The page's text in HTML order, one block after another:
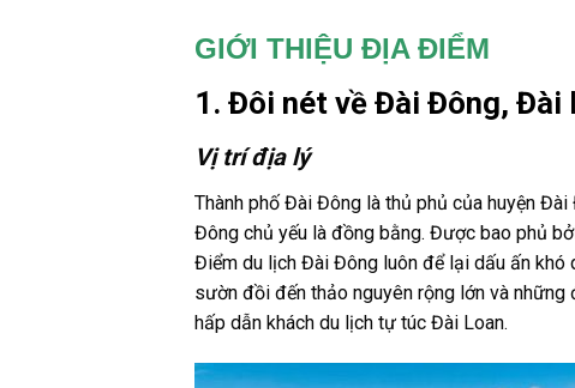
GIỚI THIỆU ĐỊA ĐIỂM
1. Đôi nét về Đài Đông, Đài
Vị trí địa lý
Thành phố Đài Đông là thủ phủ của huyện Đài
Đông chủ yếu là đồng bằng. Được bao phủ
Điểm du lịch Đài Đông luôn để lại dấu ấn khó
sườn đồi đến thảo nguyên rộng lớn và
hấp dẫn khách du lịch tự túc​ Đài Loan.